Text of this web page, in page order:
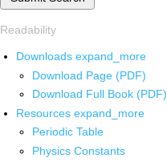
Readability
Downloads expand_more
Download Page (PDF)
Download Full Book (PDF)
Resources expand_more
Periodic Table
Physics Constants